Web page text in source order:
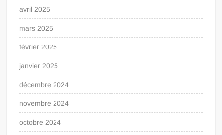
avril 2025
mars 2025
février 2025
janvier 2025
décembre 2024
novembre 2024
octobre 2024